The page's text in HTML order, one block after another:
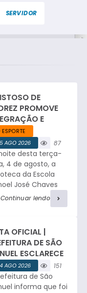
SERVIDOR
DE
PROMOVE
E
ESPORTIVO
MANUEL.
AGO 2026
ESPORTE
87
visualizaç
ões
desta terça-
4 de agosto, a
da Escola
José Chaves
um amistoso
equipe de
Manuel. O
reuniu
em
de alto nível,
a
Continuar lendo
OFICIAL |
DE SÃO
ESCLARECE
DE
NO
AGO 2026
151
visualizaç
ões
de São
informa que foi